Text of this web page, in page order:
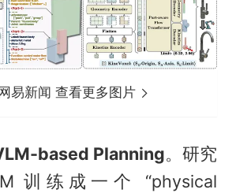
易新闻 查看更多图片
based Planning。研究
训练成一个 “physical